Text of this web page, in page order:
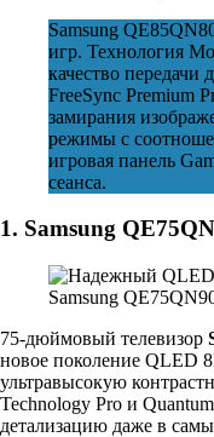
Samsung
игр. Технология
качество
FreeSync Premium
замирания
режимы с
игровая панель
сеанса.
1. Samsung
Samsung
75-дюймовый телевизор
новое поколение QLED
ультравысокую
Technology Pro и
детализацию даже в